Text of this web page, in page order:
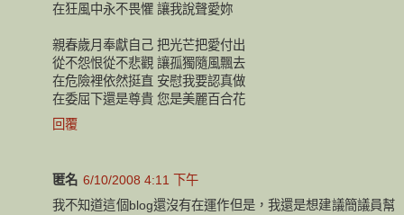
在狂風中永不畏懼 讓我說聲愛妳
親春歲月奉獻自己 把光芒把愛付出
從不怨恨從不悲觀 讓孤獨隨風飄去
在危險裡依然挺直 安慰我要認真做
在委屈下還是尊貴 您是美麗百合花
回覆
匿名 6/10/2008 4:11 下午
我不知道這個blog還沒有在運作但是，我還是想建議簡議員幫